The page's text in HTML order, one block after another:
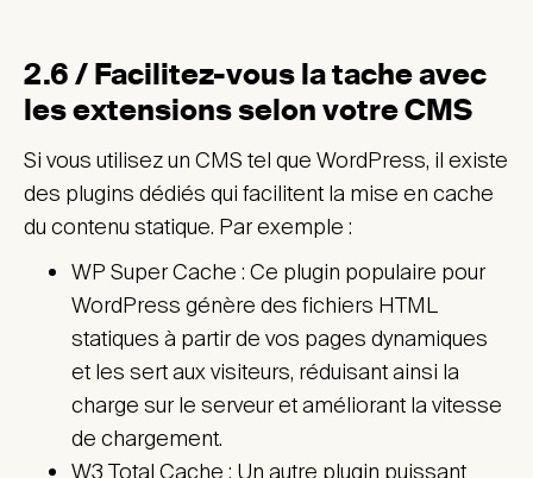
2.6 / Facilitez-vous la tache avec
les extensions selon votre CMS
Si vous utilisez un CMS tel que WordPress, il existe
des plugins dédiés qui facilitent la mise en cache
du contenu statique. Par exemple :
WP Super Cache : Ce plugin populaire pour
WordPress génère des fichiers HTML
statiques à partir de vos pages dynamiques
et les sert aux visiteurs, réduisant ainsi la
charge sur le serveur et améliorant la vitesse
de chargement.
W3 Total Cache : Un autre plugin puissant